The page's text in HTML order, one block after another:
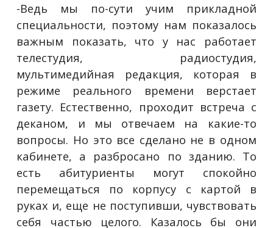
-Ведь мы по-сути учим прикладной
специальности, поэтому нам показалось
важным показать, что у нас работает
телестудия, радиостудия,
мультимедийная редакция, которая в
режиме реального времени верстает
газету. Естественно, проходит встреча с
деканом, и мы отвечаем на какие-то
вопросы. Но это все сделано не в одном
кабинете, а разбросано по зданию. То
есть абитуриенты могут спокойно
перемещаться по корпусу с картой в
руках и, еще не поступивши, чувствовать
себя частью целого. Казалось бы они